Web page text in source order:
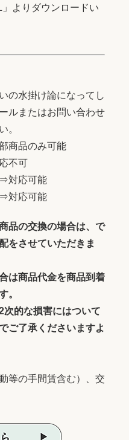
」よりダウンロードい
の水掛け論になってし
ルまたはお問い合わせ
。
商品のみ可能
不可
⇒対応可能
⇒対応可能
品の交換の場合は、で
をさせていただきま
は商品代金を商品到着
。
次的な損害にはついて
ご了承くださいますよ
等の手間賃含む）、交